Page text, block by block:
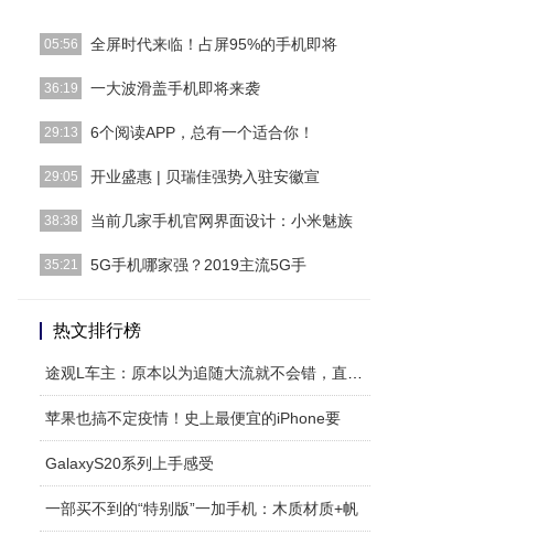
05:56 全屏时代来临！占屏95%的手机即将
据联想中国区负责人常程在5月15号发布手机渲染图。再
36:19 一大波滑盖手机即将来袭
就是正面几乎全是屏幕，屏占比非常高的手机都可以称为
29:13 6个阅读APP，总有一个适合你！
有的人玩手机能够获取知识，有的人却只是百无聊赖地刷
29:05 开业盛惠 | 贝瑞佳强势入驻安徽宣
自2016年二胎政策开放后，新生儿诞生率已稳步迈入高
38:38 当前几家手机官网界面设计：小米魅族
官网作为一个企业的形象展示，其风格往往也代表了企业
35:21 5G手机哪家强？2019主流5G手
端芯片——B[详细]
热文排行榜
苹果也搞不定疫情！史上最便宜的iPhone要
GalaxyS20系列上手感受
一部买不到的“特别版”一加手机：木质材质+帆